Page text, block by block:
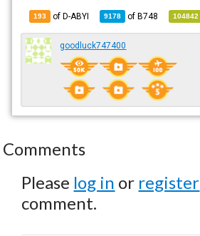
193 of D-ABYI 9178 ofB748 104842
goodluck747400
Comments
Please log in or register
comment.